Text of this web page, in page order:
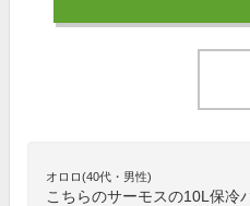
オロロ(40代・男性)
こちらのサーモスの10L保冷